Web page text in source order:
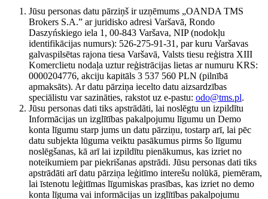
Jūsu personas datu pārziņš ir uzņēmums „OANDA TMS
Brokers S.A.” ar juridisko adresi Varšavā, Rondo
Daszyńskiego iela 1, 00-843 Varšava, NIP (nodokļu
identifikācijas numurs): 526-275-91-31, par kuru Varšavas
galvaspilsētas rajona tiesa Varšavā, Valsts tiesu reģistra XIII
Komerclietu nodaļa uztur reģistrācijas lietas ar numuru KRS:
0000204776, akciju kapitāls 3 537 560 PLN (pilnībā
apmaksāts). Ar datu pārziņa iecelto datu aizsardzības
speciālistu var sazināties, rakstot uz e-pastu: odo@tms.pl.
Jūsu personas dati tiks apstrādāti, lai noslēgtu un izpildītu
Informācijas un izglītības pakalpojumu līgumu un Demo
konta līgumu starp jums un datu pārziņu, tostarp arī, lai pēc
datu subjekta lūguma veiktu pasākumus pirms šo līgumu
noslēgšanas, kā arī lai izpildītu pienākumus, kas izriet no
noteikumiem par piekrišanas apstrādi. Jūsu personas dati tiks
apstrādāti arī datu pārziņa leģitīmo interešu nolūkā, piemēram,
lai īstenotu leģitīmas līgumiskas prasības, kas izriet no demo
konta līguma vai informācijas un izglītības pakalpojumu